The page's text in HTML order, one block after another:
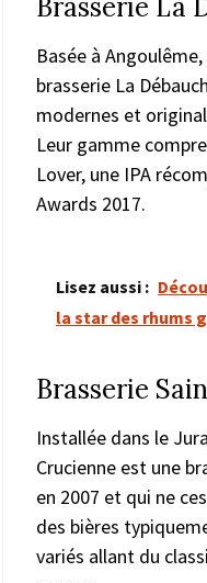
Brasserie La
Basée à
brasserie La
modernes et
Leur gamme
Lover, une IPA
Awards 2017.
Lisez aussi :
la star des rhums
Brasserie
Installée dans le
Crucienne est une
en 2007 et qui ne
des bières
variés allant du